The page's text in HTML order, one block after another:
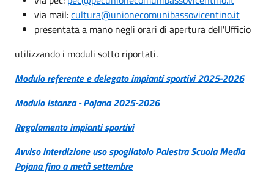
via mail:cultura@unionecomunibassovicentino.it
presentata a mano negli orari di apertura dell'Ufficio
utilizzando i moduli sotto riportati.
Modulo referente e delegato impianti sportivi 2025-2026
Modulo istanza - Pojana 2025-2026
Regolamento impianti sportivi
Avviso interdizione uso spogliatoio Palestra Scuola Media
Pojana fino a metà settembre